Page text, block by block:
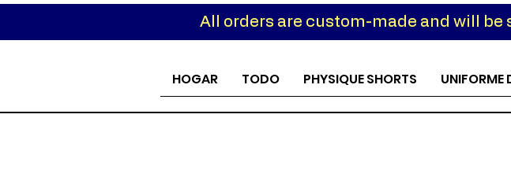
All orders are custom-made and will
HOGAR TODO PHYSIQUE SHORTS UNIFORME